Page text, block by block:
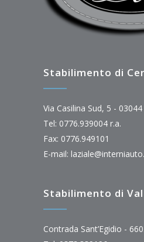
Stabilimento di
Via Casilina Sud, 5 -
Tel: 0776.939004 r.a.
Fax: 0776.949101
E-mail:
Stabilimento di
Contrada Sant’Egidio -